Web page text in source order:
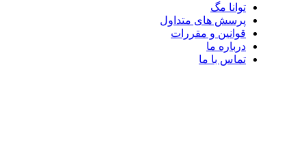
توانا مگ
پرسش های متداول
قوانین و مقررات
درباره ما
تماس با ما